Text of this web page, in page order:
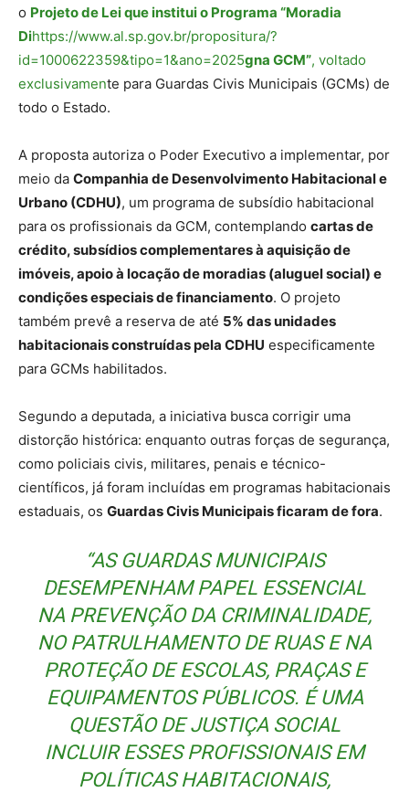
o Projeto de Lei que institui o Programa “Moradia
Dihttps://www.al.sp.gov.br/propositura/?
id=1000622359&tipo=1&ano=2025gna GCM”, voltado
exclusivamente para Guardas Civis Municipais (GCMs) de
todo o Estado.
A proposta autoriza o Poder Executivo a implementar, por
meio da Companhia de Desenvolvimento Habitacional e
Urbano (CDHU), um programa de subsídio habitacional
para os profissionais da GCM, contemplando cartas de
crédito, subsídios complementares à aquisição de
imóveis, apoio à locação de moradias (aluguel social) e
condições especiais de financiamento. O projeto
também prevê a reserva de até 5% das unidades
habitacionais construídas pela CDHU especificamente
para GCMs habilitados.
Segundo a deputada, a iniciativa busca corrigir uma
distorção histórica: enquanto outras forças de segurança,
como policiais civis, militares, penais e técnico-
científicos, já foram incluídas em programas habitacionais
estaduais, os Guardas Civis Municipais ficaram de fora.
“AS GUARDAS MUNICIPAIS
DESEMPENHAM PAPEL ESSENCIAL
NA PREVENÇÃO DA CRIMINALIDADE,
NO PATRULHAMENTO DE RUAS E NA
PROTEÇÃO DE ESCOLAS, PRAÇAS E
EQUIPAMENTOS PÚBLICOS. É UMA
QUESTÃO DE JUSTIÇA SOCIAL
INCLUIR ESSES PROFISSIONAIS EM
POLÍTICAS HABITACIONAIS,